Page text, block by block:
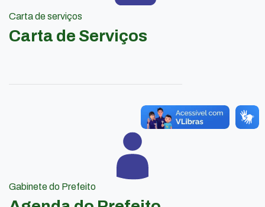
Carta de serviços
Carta de Serviços
Gabinete do Prefeito